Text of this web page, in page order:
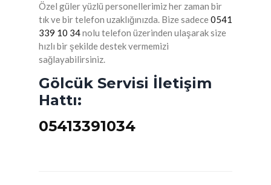
Özel güler yüzlü personellerimiz her zaman bir
tık ve bir telefon uzaklığınızda. Bize sadece0541
339 10 34nolu telefon üzerinden ulaşarak size
hızlı bir şekilde destek vermemizi
sağlayabilirsiniz.
Gölcük Servisi İletişim
Hattı:
05413391034